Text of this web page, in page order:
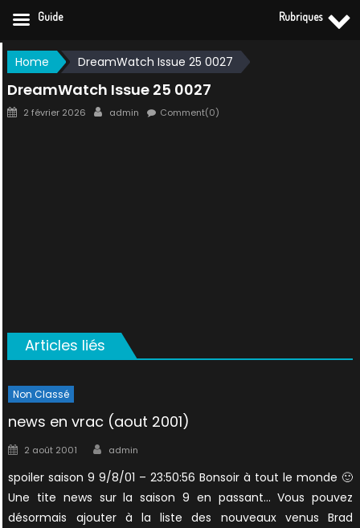
Skip
to
content
Home DreamWatch Issue 25 0027
DreamWatch Issue 25 0027
Posted
2 février 2026 Author
admin Comment(0)
Articles liés
Non Classé
news en vrac (aout 2001)
Posted
2 août 2001 Author
admin
spoiler saison 9 9/8/01 – 23:50:56 Bonsoir à tout le monde 🙂
Une tite news sur la saison 9 en passant… Vous pouvez
désormais ajouter à la liste des nouveaux venus Brad
Guide Rubriques